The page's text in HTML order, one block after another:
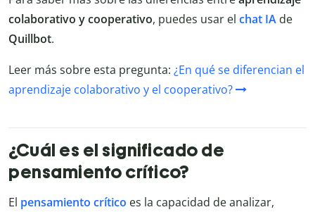
colaborativo y cooperativo, puedes usar el chat IA de
Quillbot.
Leer más sobre esta pregunta: ¿En qué se diferencian el
aprendizaje colaborativo y el cooperativo?
¿Cuál es el significado de
pensamiento crítico?
El pensamiento crítico es la capacidad de analizar,